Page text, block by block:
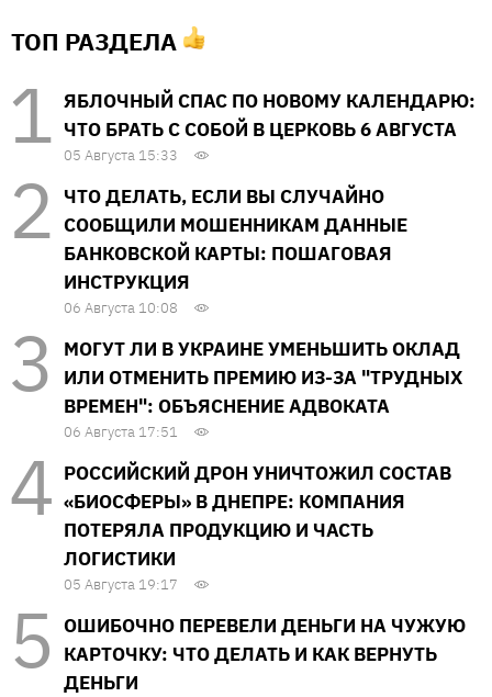
ТОП РАЗДЕЛА
ЯБЛОЧНЫЙ СПАС ПО НОВОМУ КАЛЕНДАРЮ:
ЧТО БРАТЬ С СОБОЙ В ЦЕРКОВЬ 6 АВГУСТА
05 Августа 15:33
ЧТО ДЕЛАТЬ, ЕСЛИ ВЫ СЛУЧАЙНО
СООБЩИЛИ МОШЕННИКАМ ДАННЫЕ
БАНКОВСКОЙ КАРТЫ: ПОШАГОВАЯ
ИНСТРУКЦИЯ
06 Августа 10:08
МОГУТ ЛИ В УКРАИНЕ УМЕНЬШИТЬ ОКЛАД
ИЛИ ОТМЕНИТЬ ПРЕМИЮ ИЗ-ЗА "ТРУДНЫХ
ВРЕМЕН": ОБЪЯСНЕНИЕ АДВОКАТА
06 Августа 17:51
РОССИЙСКИЙ ДРОН УНИЧТОЖИЛ СОСТАВ
«БИОСФЕРЫ» В ДНЕПРЕ: КОМПАНИЯ
ПОТЕРЯЛА ПРОДУКЦИЮ И ЧАСТЬ
ЛОГИСТИКИ
05 Августа 19:17
ОШИБОЧНО ПЕРЕВЕЛИ ДЕНЬГИ НА ЧУЖУЮ
КАРТОЧКУ: ЧТО ДЕЛАТЬ И КАК ВЕРНУТЬ
ДЕНЬГИ